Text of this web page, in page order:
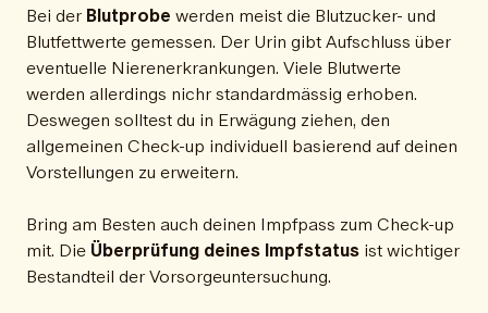
Bei der Blutprobe werden meist die Blutzucker- und
Blutfettwerte gemessen. Der Urin gibt Aufschluss über
eventuelle Nierenerkrankungen. Viele Blutwerte
werden allerdings nichr standardmässig erhoben.
Deswegen solltest du in Erwägung ziehen, den
allgemeinen Check-up individuell basierend auf deinen
Vorstellungen zu erweitern.
Bring am Besten auch deinen Impfpass zum Check-up
mit. Die Überprüfung deines Impfstatus ist wichtiger
Bestandteil der Vorsorgeuntersuchung.